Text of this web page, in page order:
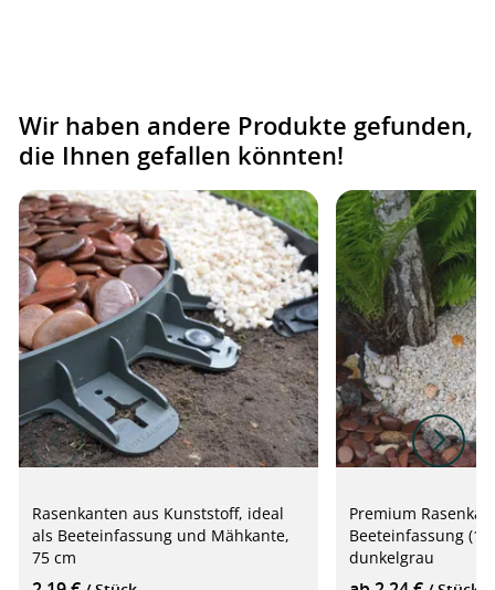
Wir haben andere Produkte gefunden,
die Ihnen gefallen könnten!
Rasenkanten aus Kunststoff, ideal
als Beeteinfassung und Mähkante,
75 cm
Premium
Beeteinfassung
dunkelgrau